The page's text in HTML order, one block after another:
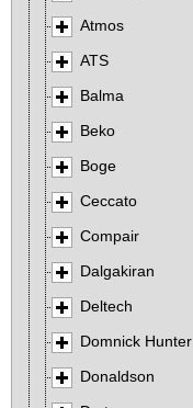
Atmos
ATS
Balma
Beko
Boge
Ceccato
Compair
Dalgakiran
Deltech
Domnick Hunter
Donaldson